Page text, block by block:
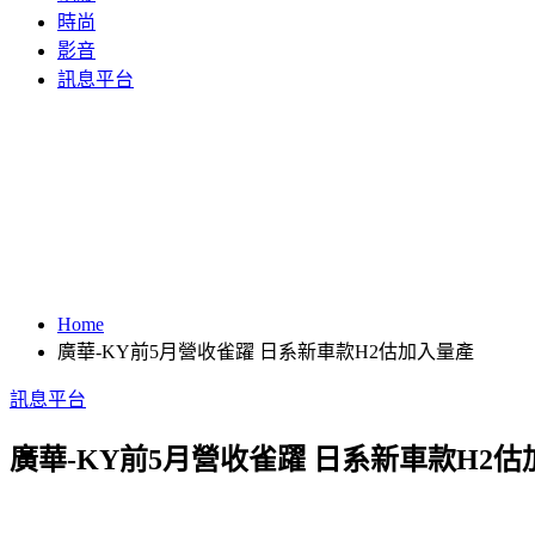
時尚
影音
訊息平台
Home
廣華-KY前5月營收雀躍 日系新車款H2估加入量產
訊息平台
廣華-KY前5月營收雀躍 日系新車款H2估